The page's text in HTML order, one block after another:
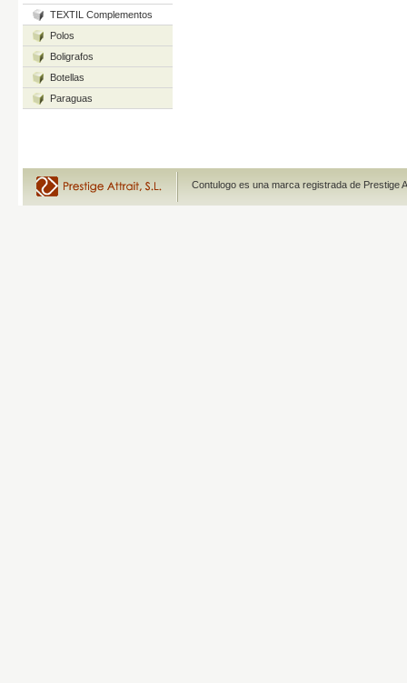
TEXTIL Complementos
Polos
Boligrafos
Botellas
Paraguas
Contulogo es una marca registrada de